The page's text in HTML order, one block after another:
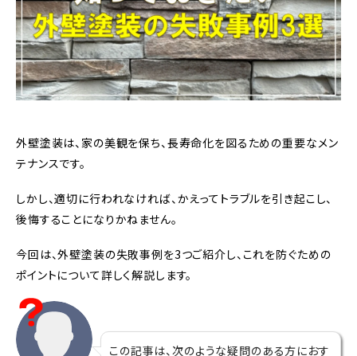
外壁塗装は、家の美観を保ち、長寿命化を図るための重要なメン
テナンスです。
しかし、適切に行われなければ、かえってトラブルを引き起こし、
後悔することになりかねません。
今回は、外壁塗装の失敗事例を3つご紹介し、これを防ぐための
ポイントについて詳しく解説します。
この記事は、次のような疑問のある方におす